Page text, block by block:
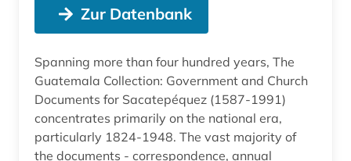
Zur Datenbank
Spanning more than four hundred years, The
Guatemala Collection: Government and Church
Documents for Sacatepéquez (1587-1991)
concentrates primarily on the national era,
particularly 1824-1948. The vast majority of
the documents - correspondence, annual